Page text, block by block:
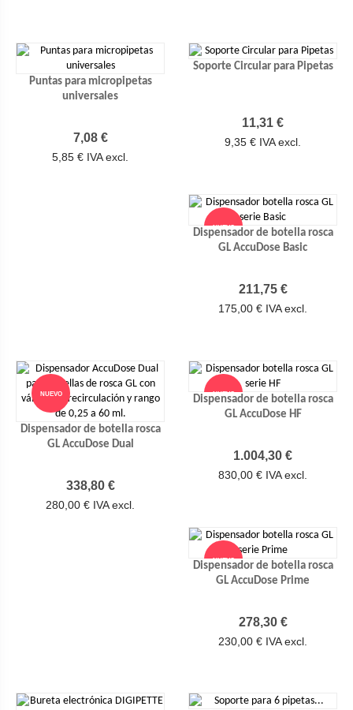
Puntas para micropipetas
universales
Precio
7,08 €
5,85 € IVA excl.
Soporte Circular para Pipetas
Precio
11,31 €
9,35 € IVA excl.
NUEVO
Dispensador de botella rosca
GL AccuDose Basic
Precio
211,75 €
175,00 € IVA excl.
NUEVO
Dispensador de botella rosca
GL AccuDose Dual
Precio
338,80 €
280,00 € IVA excl.
NUEVO
Dispensador de botella rosca
GL AccuDose HF
Precio
1.004,30 €
830,00 € IVA excl.
NUEVO
Dispensador de botella rosca
GL AccuDose Prime
Precio
278,30 €
230,00 € IVA excl.